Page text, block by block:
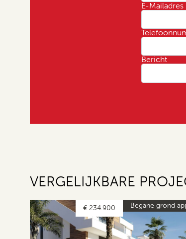
E-Mailadres
Bericht
VERGELIJKBARE
Begane grond
€ 234.900